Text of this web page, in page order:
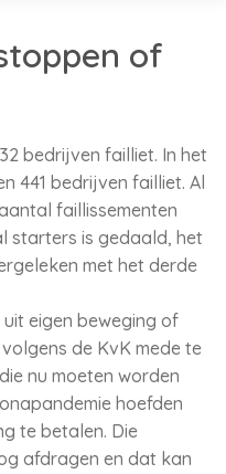
of
bedrijven failliet. In het
441 bedrijven failliet. Al
faillissementen
starters is gedaald, het
met het derde
eigen beweging of
de KvK mede te
nu moeten worden
hoefden
te betalen. Die
afdragen en dat kan